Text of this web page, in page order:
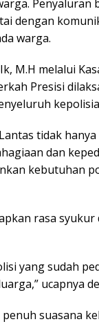
Penyaluran
dengan
warga.
M.H melalui
Presisi
tidak
dan
kebutuhan
rasa syukur
yang sudah
ucapnya
suasana